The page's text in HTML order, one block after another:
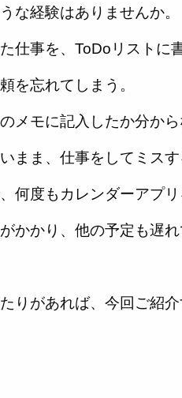
な経験はありませんか。
仕事を、ToDoリストに
忘れてしまう。
メモに記入したか分か
ま、仕事をしてミスす
何度もカレンダーアプ
かり、他の予定も遅れ
りがあれば、今回ご紹